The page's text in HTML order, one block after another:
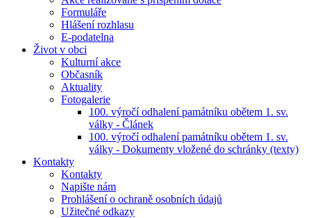
Formuláře
Hlášení rozhlasu
E-podatelna
Život v obci
Kulturní akce
Občasník
Aktuality
Fotogalerie
100. výročí odhalení památníku obětem 1. sv.
války - Článek
100. výročí odhalení památníku obětem 1. sv.
války - Dokumenty vložené do schránky (texty)
Kontakty
Kontakty
Napište nám
Prohlášení o ochraně osobních údajů
Užitečné odkazy